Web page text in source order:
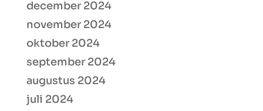
december 2024
november 2024
oktober 2024
september 2024
augustus 2024
juli 2024